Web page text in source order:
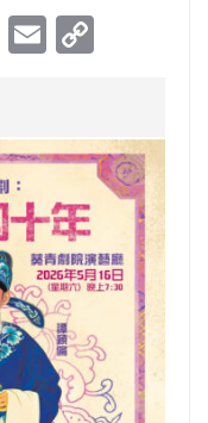
T
er
E
l y
Li
k